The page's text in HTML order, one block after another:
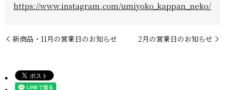
https://www.instagram.com/umiyoko_kappan_neko/
新商品・11月の営業日のお知らせ 2月の営業日のお知らせ